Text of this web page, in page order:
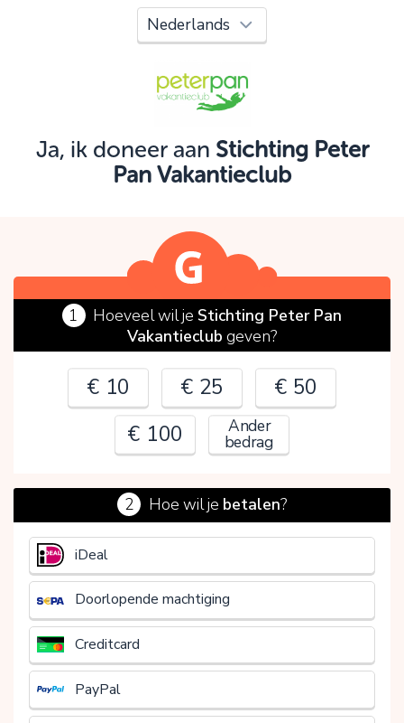
Ja, ik doneer aan Stichting Peter
Pan Vakantieclub
1 Hoeveel wil jeStichting Peter Pan
Vakantieclub geven?
€ 10 € 25
€ 50
€ 100
Ander
bedrag
€
2 Hoe wil je betalen?
iDeal
Doorlopende machtiging
Creditcard
PayPal
Oeps!
Je kunt nog niet verder vanwege:
Controleer en verbeter je invoer en probeer het
OK